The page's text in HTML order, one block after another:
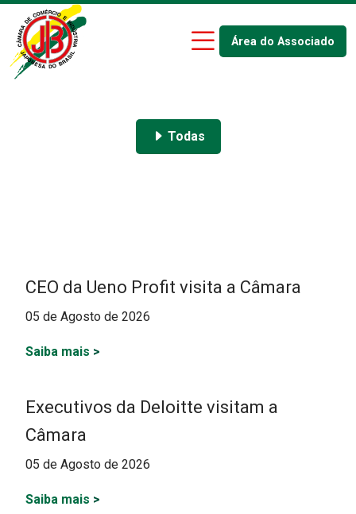
Área do Associado
Todas
CEO da Ueno Profit visita a Câmara
05 de Agosto de 2026
Saiba mais >
Executivos da Deloitte visitam a
Câmara
05 de Agosto de 2026
Saiba mais >